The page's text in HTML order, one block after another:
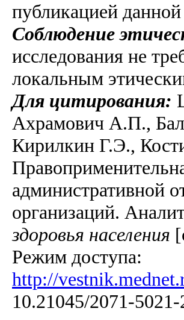
публикацией данной
Соблюдение
исследования не
локальным
Для цитирования:
Ахрамович А.П.,
Кирилкин Г.Э.,
административной
организаций.
здоровья населения
Режим доступа:
http://
10.21045/2071-